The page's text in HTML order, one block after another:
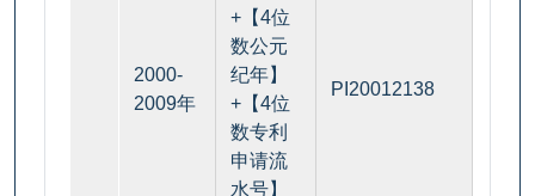
2000-
2009年
+【4位
数公元
纪年】
+【4位
数专利
申请流
水号】
PI20012138